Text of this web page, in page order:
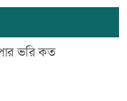
নতুন রেকর্ড
ভরি কত